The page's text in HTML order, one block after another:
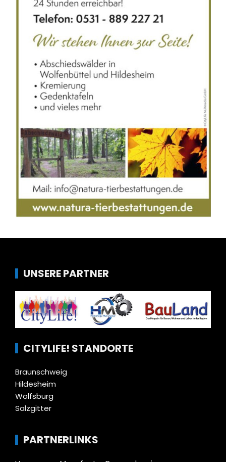
UNSERE PARTNER
CITYLIFE! STANDORTE
Braunschweig
Hildesheim
Wolfsburg
Salzgitter
PARTNERLINKS